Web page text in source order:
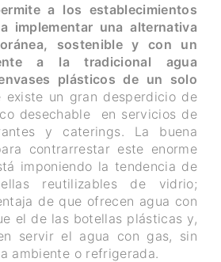
a los establecimientos
implementar una alternativa
sostenible y con un
a la tradicional agua
plásticos de un solo
existe un gran desperdicio de
desechable en servicios de
y caterings. La buena
contrarrestar este enorme
imponiendo la tendencia de
reutilizables de vidrio;
de que ofrecen agua con
el de las botellas plásticas y,
servir el agua con gas, sin
ambiente o refrigerada.